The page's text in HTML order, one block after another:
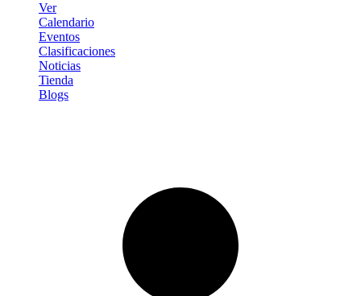
Ver
Calendario
Eventos
Clasificaciones
Noticias
Tienda
Blogs